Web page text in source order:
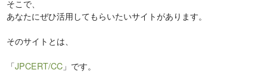
そこで、
あなたにぜひ活用してもらいたいサイトがあります。
そのサイトとは、
「JPCERT/CC 」です。